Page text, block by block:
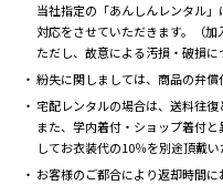
当社指定の「あんしんレンタル
対応をさせていただきます。（加
ただし、故意による汚損・破損に
紛失に関しましては、商品の弁償
宅配レンタルの場合は、送料往復
また、学内着付・ショップ着付
してお衣装代の10％を別途頂戴い
お客様のご都合により返却時間